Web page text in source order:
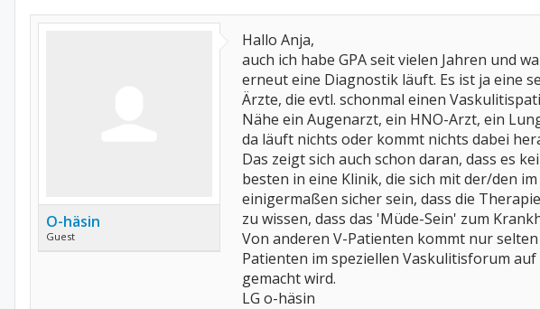
O-häsin
Guest
Hallo Anja,
auch ich habe GPA seit vielen Jahren und
erneut eine Diagnostik läuft. Es ist ja eine
Ärzte, die evtl. schonmal einen
Nähe ein Augenarzt, ein HNO-Arzt, ein
da läuft nichts oder kommt nichts dabei
Das zeigt sich auch schon daran, dass es
besten in eine Klinik, die sich mit der/den
einigermaßen sicher sein, dass die
zu wissen, dass das 'Müde-Sein' zum
Von anderen V-Patienten kommt nur
Patienten im speziellen Vaskulitisforum auf
gemacht wird.
LG o-häsin